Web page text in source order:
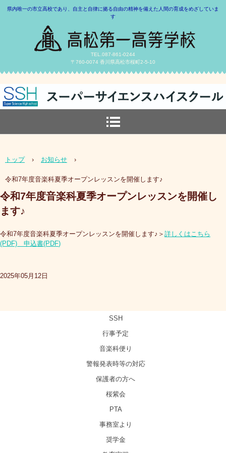
県内唯一の市立高校であり、自主と自律に拠る自由の精神を備えた人間の育成をめざしていま
す
TEL.087-861-0244
〒760-0074 香川県高松市桜町2-5-10
トップ › お知らせ ›
令和7年度音楽科夏季オープンレッスンを開催します♪
令和7年度音楽科夏季オープンレッスンを開催し
ます♪
令和7年度音楽科夏季オープンレッスンを開催します♪＞ 詳しくはこちら
(PDF)
申込書(PDF)
2025年05月12日
SSH
行事予定
音楽科便り
警報発表時等の対応
保護者の方へ
桜紫会
PTA
事務室より
奨学金